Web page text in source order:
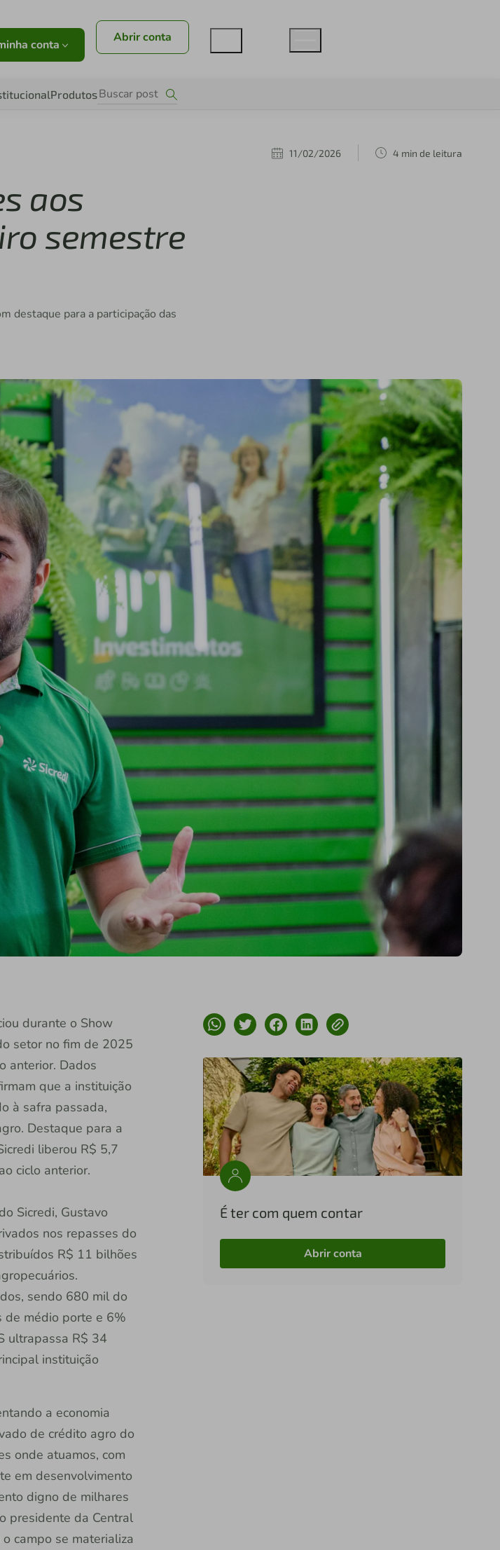
conta Abrir conta
Produtos
11/02/2026 4 min de leitura
aos
semestre
destaque para a participação das
durante o Show
setor no fim de 2025
anterior. Dados
que a instituição
à safra passada,
Destaque para a
liberou R$ 5,7
ciclo anterior.
Sicredi, Gustavo
nos repasses do
R$ 11 bilhões
sendo 680 mil do
médio porte e 6%
ultrapassa R$ 34
instituição
a economia
de crédito agro do
onde atuamos, com
em desenvolvimento
digno de milhares
presidente da Central
campo se materializa
É ter com quem contar
Abrir conta